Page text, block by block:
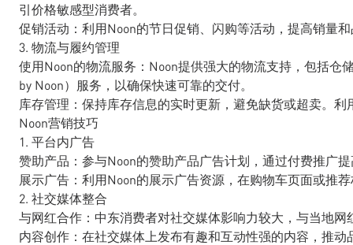
引价格敏感型消费者。
促销活动：利用Noon的节日促销、闪购等活动，提高销量
3. 物流与履约管理
使用Noon的物流服务：Noon提供强大的物流支持，包括
by Noon）服务，以确保快速可靠的交付。
库存管理：保持库存信息的实时更新，避免缺货或超卖。
Noon营销技巧
1. 平台内广告
赞助产品：参与Noon的赞助产品广告计划，通过付费推广
展示广告：利用Noon的展示广告资源，在购物车页面或推
2. 社交媒体整合
与网红合作：中东消费者对社交媒体影响力较大，与当地
内容创作：在社交媒体上发布有趣和互动性强的内容，推